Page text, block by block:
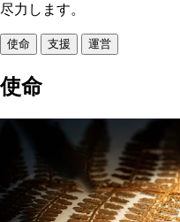
尽力します。
使命 支援 運営
使命